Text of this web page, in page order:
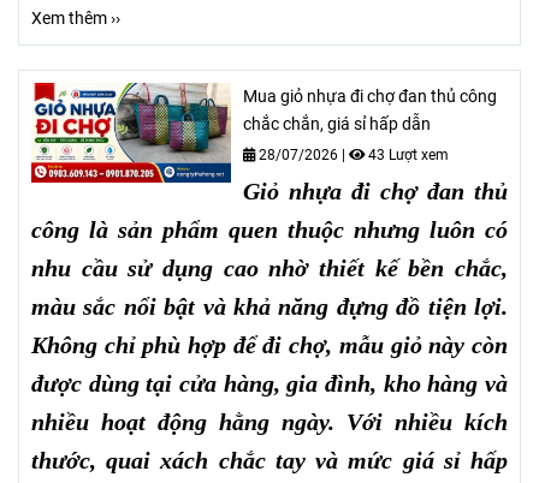
Xem thêm ››
Mua giỏ nhựa đi chợ đan thủ công
chắc chắn, giá sỉ hấp dẫn
28/07/2026 | 43 Lượt xem
Giỏ nhựa đi chợ đan thủ
công là sản phẩm quen thuộc nhưng luôn có
nhu cầu sử dụng cao nhờ thiết kế bền chắc,
màu sắc nổi bật và khả năng đựng đồ tiện lợi.
Không chỉ phù hợp để đi chợ, mẫu giỏ này còn
được dùng tại cửa hàng, gia đình, kho hàng và
nhiều hoạt động hằng ngày. Với nhiều kích
thước, quai xách chắc tay và mức giá sỉ hấp